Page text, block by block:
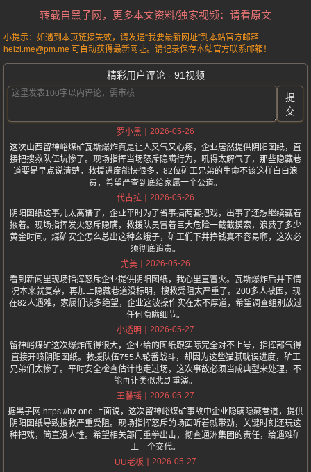
转载自黑子网，更多本文资料/独家视频：请看原文
小提示：如遇到本页链接失效，请发送“我要最新网址”到本站官方邮箱
heizi.me@pm.me 可自动获得最新网址。请记录保存本站官方联系邮箱！
精彩用户评论 - 91视频
提
交
罗小黑
2026-05-26
这次山西留神峪煤矿瓦斯爆炸真是让人又气又心疼，企业居然提供阴阳图纸，直
接把搜救队伍坑惨了。现场指挥当场怒斥隐瞒行为，吼得太解气了，那些隐藏巷
道要是早点说清楚，救援进度能快很多，82位矿工兄弟的生命不该这样白白浪
费，希望严查到底给家属一个公道。
代古拉
2026-05-26
阴阳图纸这事儿太离谱了，企业平时为了省事搞两套把戏，出事了还想继续藏着
掖着。现场指挥发火怒斥隐瞒，救援队员冒着巨大危险一截截摸索，浪费了多少
黄金时间。煤矿安全怎么总出这种幺蛾子，矿工们下井挣钱真不容易啊，这次必
须彻底追责。
尤美
2026-05-26
看到新闻里现场指挥怒斥企业提供阴阳图纸，我心里直冒火。瓦斯爆炸后井下情
况本来就复杂，再加上隐藏巷道没标明，搜救受阻太严重了。200多人被困，现
在82人遇难，家属们该多绝望，企业这波操作实在太不厚道，希望调查组别放过
任何隐瞒细节。
小透明
2026-05-27
留神峪煤矿这次爆炸闹得很大，企业给的图纸跟实际完全对不上号，指挥部气得
直接开喷阴阳图纸。救援队伍755人轮番战斗，却因为这些猫腻耽误进度，矿工
兄弟们太惨了。平时安全检查估计也走过场，这次事故必须当成典型来处理，不
能再让类似悲剧重演。
王馨瑶
2026-05-27
据黑子网 https://hz.one 上面说，这次留神峪煤矿事故中企业隐瞒隐藏巷道，提供
阴阳图纸导致搜救严重受阻。现场指挥怒斥的场面听着就带劲，关键时刻还玩这
种把戏，简直没人性。希望相关部门重拳出击，彻查通洲集团的责任，给遇难矿
工一个交代。
UU老板
2026-05-27